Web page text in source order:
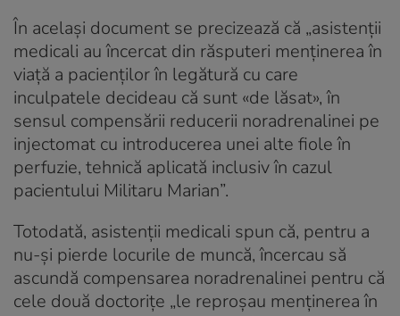
În același document se precizează că „asistenții
medicali au încercat din răsputeri menținerea în
viață a pacienților în legătură cu care
inculpatele decideau că sunt «de lăsat», în
sensul compensării reducerii noradrenalinei pe
injectomat cu introducerea unei alte fiole în
perfuzie, tehnică aplicată inclusiv în cazul
pacientului Militaru Marian”.
Totodată, asistenții medicali spun că, pentru a
nu-și pierde locurile de muncă, încercau să
ascundă compensarea noradrenalinei pentru că
cele două doctorițe „le reproșau menținerea în